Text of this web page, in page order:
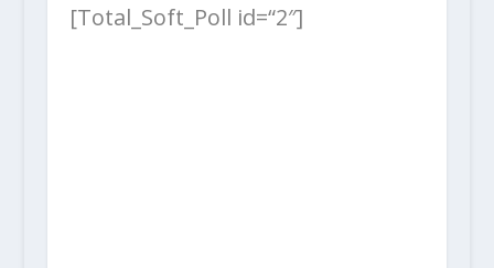
[Total_Soft_Poll id=“2″]